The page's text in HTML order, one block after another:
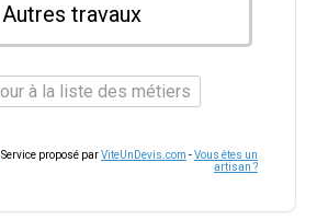
Autres travaux
à la liste des métiers
Service proposé parViteUnDevis.com -Vous êtes un
artisan ?